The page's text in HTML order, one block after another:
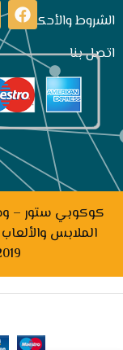
الشروط والأحكام
اتصل بنا
كوكوبي ستور –
الملابس
2019 جميع الحقوق